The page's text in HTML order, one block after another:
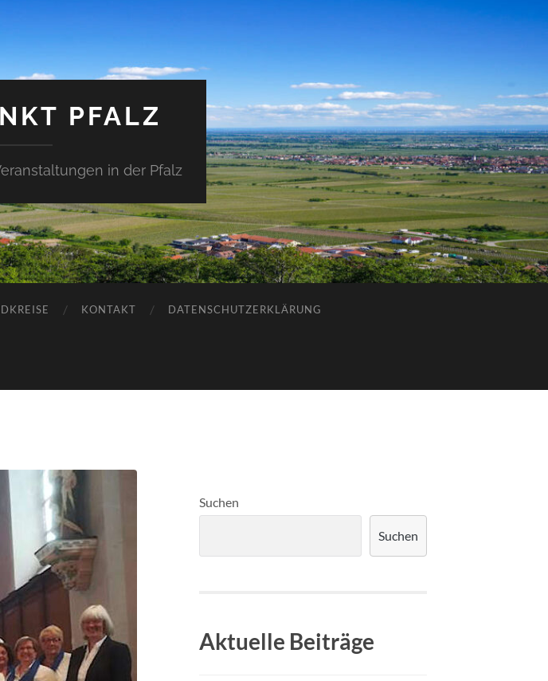
PFALZ
in der Pfalz
KONTAKT DATENSCHUTZERKLÄRUNG
Suchen
Suchen
Aktuelle Beiträge